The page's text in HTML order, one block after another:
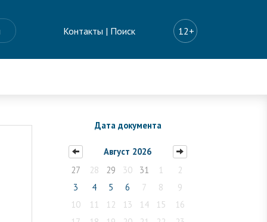
Контакты | Поиск 12+
Дата документа
Август 2026
27
28 29 30 31 1
2
3
4 5 6 7 8
9
10
11 12 13 14 15
16